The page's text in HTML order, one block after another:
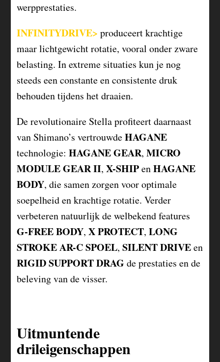
werpprestaties.
INFINITYDRIVE> produceert krachtige
maar lichtgewicht rotatie, vooral onder zware
belasting. In extreme situaties kun je nog
steeds een constante en consistente druk
behouden tijdens het draaien.
De revolutionaire Stella profiteert daarnaast
van Shimano’s vertrouwdeHAGANE
technologie:HAGANE GEAR,MICRO
MODULE GEAR II,X-SHIPenHAGANE
BODY, die samen zorgen voor optimale
soepelheid en krachtige rotatie. Verder
verbeteren natuurlijk de welbekend features
G-FREE BODY,X PROTECT,LONG
STROKE AR-C SPOEL,SILENT DRIVEen
RIGID SUPPORT DRAG de prestaties en de
beleving van de visser.
Uitmuntende
drileigenschappen